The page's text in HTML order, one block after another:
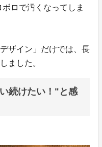
ロで汚くなってしま
ザイン」だけでは、長
ました。
続けたい！"と感